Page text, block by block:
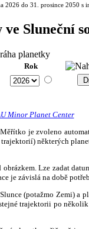
2026 do 31. prosince 2050 s
Sluneční
Rok
Minor Planet Center
je zvoleno
některých
Lze zadat
je závislá na době
(potažmo
trajektorii po